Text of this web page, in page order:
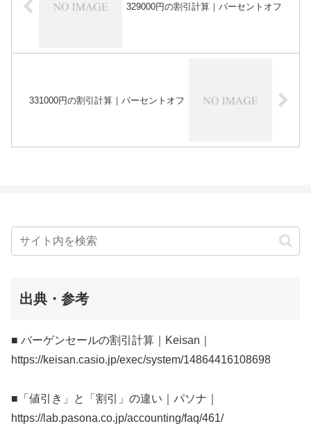
329000円の割引計算｜パーセントオフ
331000円の割引計算｜パーセントオフ
出典・参考
■ バーゲンセールの割引計算｜Keisan｜
https://keisan.casio.jp/exec/system/14864416108698
■「値引き」と「割引」の違い｜パソナ｜
https://lab.pasona.co.jp/accounting/faq/461/